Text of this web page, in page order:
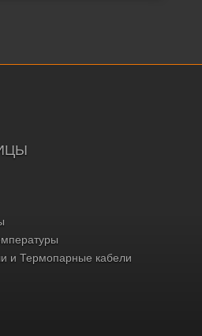
и Термопарные кабели